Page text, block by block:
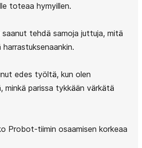
toteaa hymyillen.
tehdä samoja juttuja, mitä
edes työltä, kun olen
minkä parissa tykkään värkätä
Probot-tiimin osaamisen korkeaa